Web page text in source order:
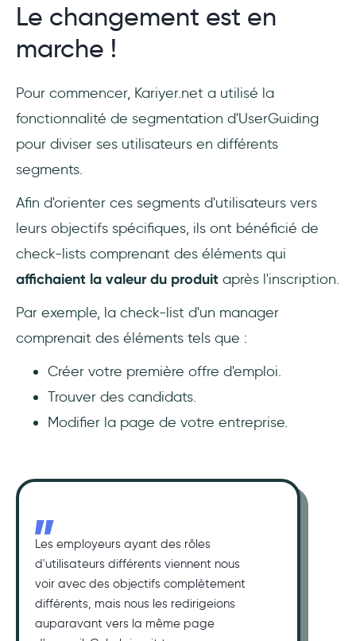
Le changement est en
marche !
Pour commencer, Kariyer.net a utilisé la
fonctionnalité de segmentation d'UserGuiding
pour diviser ses utilisateurs en différents
segments.
Afin d'orienter ces segments d'utilisateurs vers
leurs objectifs spécifiques, ils ont bénéficié de
check-lists comprenant des éléments qui
affichaient la valeur du produit après l'inscription.
Par exemple, la check-list d'un manager
comprenait des éléments tels que :
Créer votre première offre d'emploi.
Trouver des candidats.
Modifier la page de votre entreprise.
Les employeurs ayant des rôles
d'utilisateurs différents viennent nous
voir avec des objectifs complètement
différents, mais nous les redirigeions
auparavant vers la même page